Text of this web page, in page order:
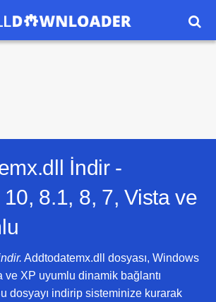

İndir -
8.1, 8, 7, Vista ve
Addtodatemx.dll dosyası, Windows
ve XP uyumlu dinamik bağlantı
dosyayı indirip sisteminize kurarak